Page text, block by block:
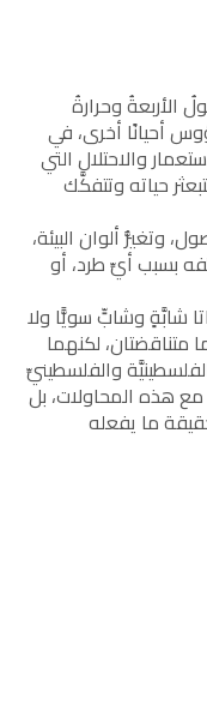
الأربعةُ وحرارةُ
أحيانًا أخرى، في
والاحتلال التي
حياته وتتفكَّك
وتغيُّر ألوان البيئة،
بسبب أيِّ طرد، أو
شابَّةٍ وشابٍّ سويًّا ولا
متناقضتان، لكنهما
والفلسطينيِّ
هذه المحاولات، بل
ما يفعله